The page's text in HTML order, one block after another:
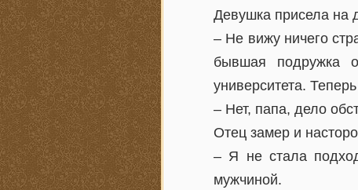
Девушка присела на
– Не вижу ничего
бывшая подружка
университета.
– Нет, папа, дело
Отец замер и
– Я не стала
мужчиной.